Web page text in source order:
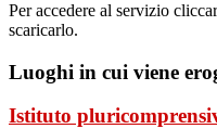
Per accedere al servizio
scaricarlo.
Luoghi in cui viene
Istituto